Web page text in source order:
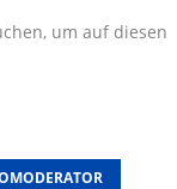
um auf diesen